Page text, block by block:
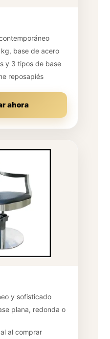
base de acero
y 3 tipos de base
reposapiés
ahora
y sofisticado
plana, redonda o
al comprar